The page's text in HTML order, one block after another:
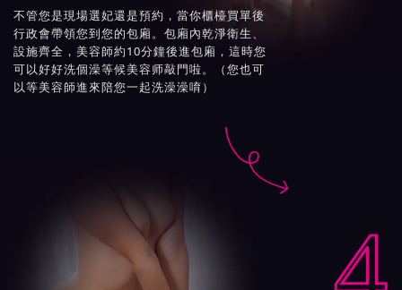
不管您是現場選妃還是預約，當你櫃檯買單後
行政會帶領您到您的包廂。包廂內乾淨衛生、
設施齊全，美容師約10分鐘後進包廂，這時您
可以好好洗個澡等候美容师敲門啦。（您也可
以等美容師進來陪您一起洗澡澡唷）
